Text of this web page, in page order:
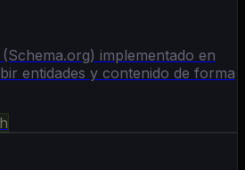
implementado en
entidades y contenido de forma